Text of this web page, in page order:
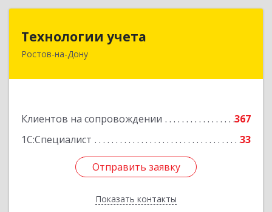
Технологии учета
Ростов-на-Дону
Клиентов на сопровождении
367
1С:Специалист
33
Отправить заявку
Показать контакты
344064, Ростовская обл, Ростов-на-Дону г,
Отправить заявку
Назад